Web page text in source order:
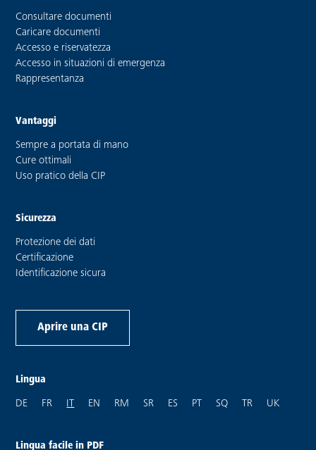
Consultare documenti
Caricare documenti
Accesso e riservatezza
Accesso in situazioni di emergenza
Rappresentanza
Vantaggi
Sempre a portata di mano
Cure ottimali
Uso pratico della CIP
Sicurezza
Protezione dei dati
Certificazione
Identificazione sicura
Aprire una CIP
Lingua
SPRACHE WECHSELN ZU: DEUTSCH
DE CHANGER DE LANGUE À: FRANÇAIS
FR IT CHANGE LANGUAGE TO: ENGLISH
EN CHANGE LANGUAGE TO: RUMANTSCH
RM CHANGE LANGUAGE TO:
SR CHANGE LANGUAGE TO:
ES CHANGE LANGUAGE TO:
PT CHANGE LANGUAGE
SQ CHANGE
TR CHANGE
UK
Lingua facile in PDF